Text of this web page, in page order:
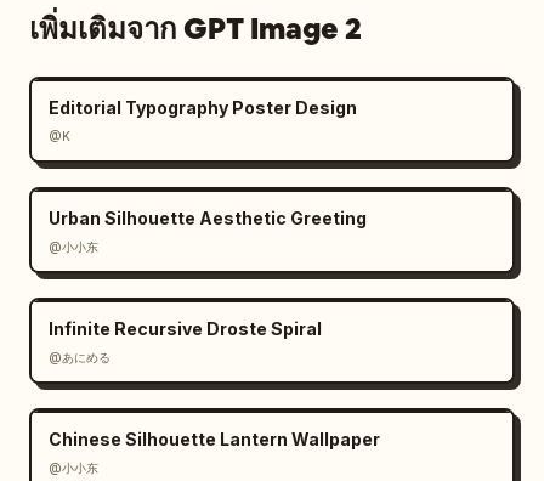
เพิ่มเติมจาก GPT Image 2
Editorial Typography Poster Design
@K
Urban Silhouette Aesthetic Greeting
@小小东
Infinite Recursive Droste Spiral
@あにめる
Chinese Silhouette Lantern Wallpaper
@小小东